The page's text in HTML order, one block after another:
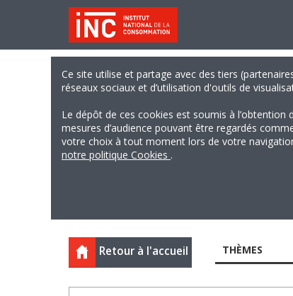
Ce site utilise et partage avec des tiers
réseaux sociaux et d’utilisation d'outils de
Le dépôt de ces cookies est soumis à
mesures d’audience pouvant être regardés
votre choix à tout moment lors de votre
notre politique Cookies .
Retour à l'accueil THÈMES